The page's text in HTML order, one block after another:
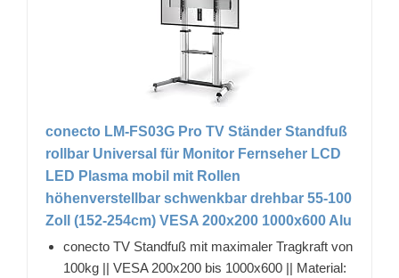
conecto LM-FS03G Pro TV Ständer Standfuß
rollbar Universal für Monitor Fernseher LCD
LED Plasma mobil mit Rollen
höhenverstellbar schwenkbar drehbar 55-100
Zoll (152-254cm) VESA 200x200 1000x600 Alu
conecto TV Standfuß mit maximaler Tragkraft von
100kg || VESA 200x200 bis 1000x600 || Material: